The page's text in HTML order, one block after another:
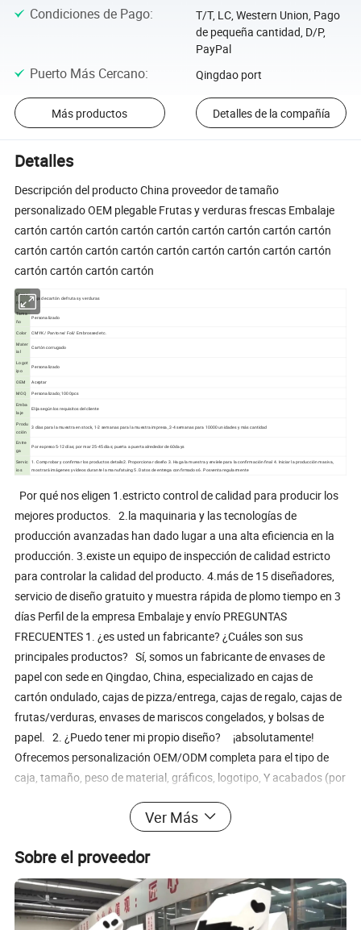
Condiciones de Pago:
T/T, LC, Western Union, Pago
de pequeña cantidad, D/P,
PayPal
Puerto Más Cercano: Qingdao port
Más productos Detalles de la compañía
Detalles
Descripción del producto China proveedor de tamaño
personalizado OEM plegable Frutas y verduras frescas Embalaje
cartón cartón cartón cartón cartón cartón cartón cartón cartón
cartón cartón cartón cartón cartón cartón cartón cartón cartón
cartón cartón cartón cartón
Eleme
nto
Caja de cartón de frutas y verduras
Tama
ño
Personalizado
Color CMYK / Pantone/ Foil/ Embrossed etc.
Mater
ial
Cartón corrugado
Logot
ipo
Personalizado
OEM Aceptar
MOQ
Personalizado; 1000pcs
Emba
laje
Elija según los requisitos del cliente
Produ
cción
3 días para la muestra en stock, 1-2 semanas para la muestra impresa, 2-4 semanas para 10000 unidades y más cantidad
Entre
ga
Por expreso 5-12 días; por mar 25-45 días; puerta a puerta alrededor de 60days
Servic
ios
1. Comprobar y confirmar los productos details2. Proporcionar diseño 3. Haga la muestra y envíele para la confirmación final 4. Iniciar la producción masiva,
mostrará imágenes y vídeos durante la manufatuing 5. Datos de entrega confirmados 6. Posventa regularmente
Por qué nos eligen 1.estricto control de calidad para producir los
mejores productos. 2.la maquinaria y las tecnologías de
producción avanzadas han dado lugar a una alta eficiencia en la
producción. 3.existe un equipo de inspección de calidad estricto
para controlar la calidad del producto. 4.más de 15 diseñadores,
servicio de diseño gratuito y muestra rápida de plomo tiempo en 3
días Perfil de la empresa Embalaje y envío PREGUNTAS
FRECUENTES 1. ¿es usted un fabricante? ¿Cuáles son sus
principales productos? Sí, somos un fabricante de envases de
papel con sede en Qingdao, China, especializado en cajas de
cartón ondulado, cajas de pizza/entrega, cajas de regalo, cajas de
frutas/verduras, envases de mariscos congelados, y bolsas de
papel. 2. ¿Puedo tener mi propio diseño? ¡absolutamente!
Ofrecemos personalización OEM/ODM completa para el tipo de
caja, tamaño, peso de material, gráficos, logotipo, Y acabados (por
utilizan para su producto? Utilizamos materiales certificados por
garantizando una producción ecológica. 4. ¿Qué es el MOQ? El
MOQ estándar es de 2.000 unidades, pero hay opciones flexibles
(muestras, pruebas) disponibles, póngase en contacto con
nosotros para obtener más información. 5. ¿Cómo controla la
Ver Más
Sobre el proveedor